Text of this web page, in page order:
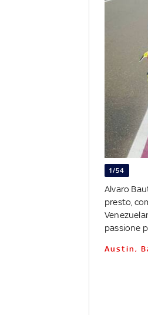
1/54
Alvaro
presto,
passione
Austin,